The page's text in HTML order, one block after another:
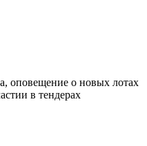
оповещение о новых лотах
в тендерах